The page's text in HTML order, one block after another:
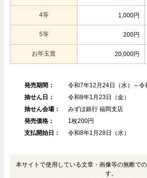
4等 1,000円
5等 200円
お年玉賞 20,000円
発売期間：
令和7年12月24日（水）～令
抽せん日：
令和8年1月23日（金）
抽せん会場：
みずほ銀行 福岡支店
発売価格：
1枚200円
支払開始日：
令和8年1月28日（水）
本サイトで使用している文章・画像等の無断で
す。